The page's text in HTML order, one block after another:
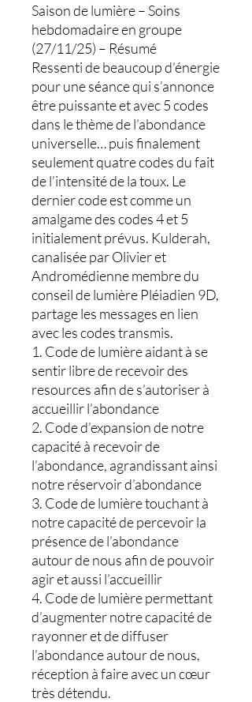
Saison de lumière – Soins
hebdomadaire en groupe
(27/11/25) – Résumé
Ressenti de beaucoup d’énergie
pour une séance qui s’annonce
être puissante et avec 5 codes
dans le thème de l’abondance
universelle… puis finalement
seulement quatre codes du fait
de l’intensité de la toux. Le
dernier code est comme un
amalgame des codes 4 et 5
initialement prévus. Kulderah,
canalisée par Olivier et
Andromédienne membre du
conseil de lumière Pléiadien 9D,
partage les messages en lien
avec les codes transmis.
1. Code de lumière aidant à se
sentir libre de recevoir des
resources afin de s’autoriser à
accueillir l’abondance
2. Code d’expansion de notre
capacité à recevoir de
l’abondance, agrandissant ainsi
notre réservoir d’abondance
3. Code de lumière touchant à
notre capacité de percevoir la
présence de l’abondance
autour de nous afin de pouvoir
agir et aussi l’accueillir
4. Code de lumière permettant
d’augmenter notre capacité de
rayonner et de diffuser
l’abondance autour de nous,
réception à faire avec un cœur
très détendu.